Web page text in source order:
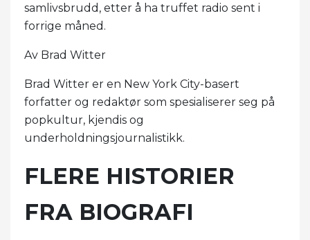
samlivsbrudd, etter å ha truffet radio sent i
forrige måned.
Av Brad Witter
Brad Witter er en New York City-basert
forfatter og redaktør som spesialiserer seg på
popkultur, kjendis og
underholdningsjournalistikk.
FLERE HISTORIER
FRA BIOGRAFI